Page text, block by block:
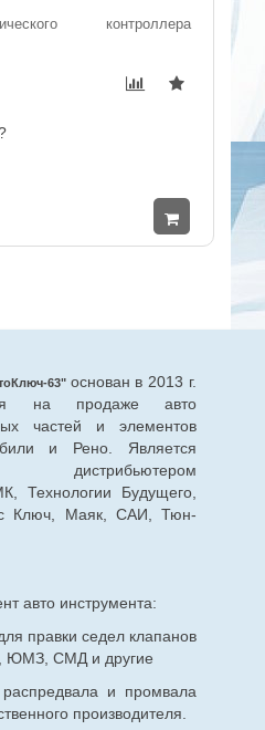
контроллера
63" основан в 2013 г.
на продаже авто
частей и элементов
и Рено. Является
Технологии Будущего,
Ключ, Маяк, САИ, Тюн-
авто инструмента:
правки седел клапанов
ЮМЗ, СМД и другие
и промвала
производителя.